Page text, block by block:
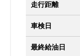
走行距離
車検日
最終給油日